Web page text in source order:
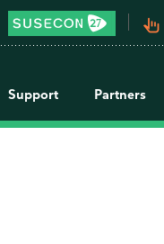
pan_tool_alt
Support Partners